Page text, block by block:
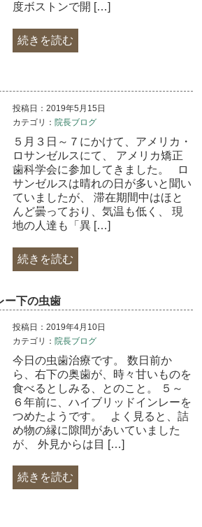
度ボストンで開 […]
続きを読む
投稿日：2019年5月15日
カテゴリ： 院長ブログ
５月３日～７にかけて、アメリカ・
ロサンゼルスにて、 アメリカ矯正
歯科学会に参加してきました。 ロ
サンゼルスは晴れの日が多いと聞い
ていましたが、 滞在期間中はほと
んど曇っており、気温も低く、 現
地の人達も「異 […]
続きを読む
ー下の虫歯
投稿日：2019年4月10日
カテゴリ： 院長ブログ
今日の虫歯治療です。 数日前か
ら、右下の奥歯が、時々甘いものを
食べるとしみる、とのこと。 ５～
６年前に、ハイブリッドインレーを
つめたようです。 よく見ると、詰
め物の縁に隙間があいていました
が、 外見からは目 […]
続きを読む